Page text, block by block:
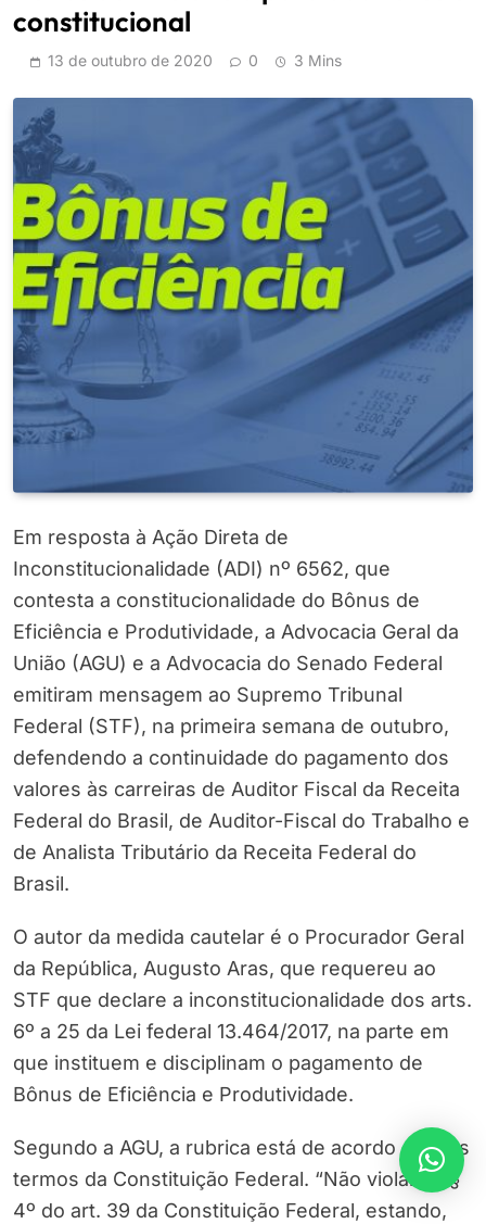
constitucional
13 de outubro de 2020 0 3 Mins
Em resposta à Ação Direta de
Inconstitucionalidade (ADI) nº 6562, que
contesta a constitucionalidade do Bônus de
Eficiência e Produtividade, a Advocacia Geral da
União (AGU) e a Advocacia do Senado Federal
emitiram mensagem ao Supremo Tribunal
Federal (STF), na primeira semana de outubro,
defendendo a continuidade do pagamento dos
valores às carreiras de Auditor Fiscal da Receita
Federal do Brasil, de Auditor-Fiscal do Trabalho e
de Analista Tributário da Receita Federal do
Brasil.
O autor da medida cautelar é o Procurador Geral
da República, Augusto Aras, que requereu ao
STF que declare a inconstitucionalidade dos arts.
6º a 25 da Lei federal 13.464/2017, na parte em
que instituem e disciplinam o pagamento de
Bônus de Eficiência e Produtividade.
Segundo a AGU, a rubrica está de acordo com os
termos da Constituição Federal. “Não violam o §
4º do art. 39 da Constituição Federal, estando,